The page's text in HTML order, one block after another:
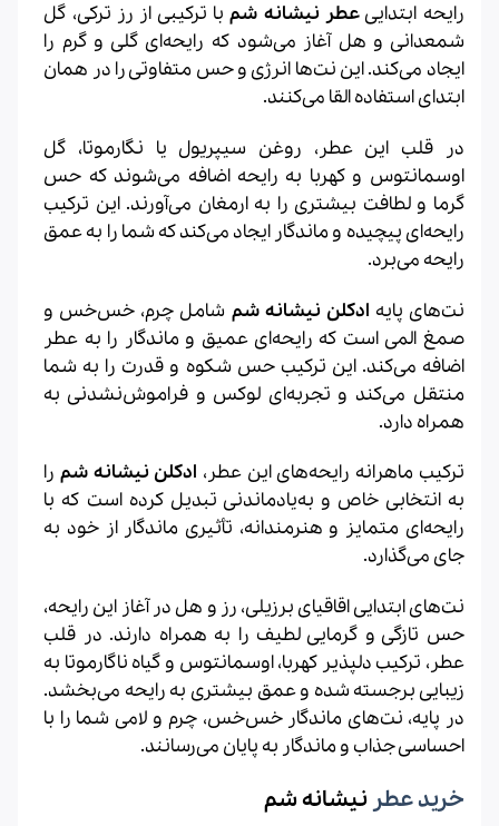
رایحه ابتدایی عطر نیشانه شمبا ترکیبی از رز ترکی، گل
شمعدانی و هل آغاز می‌شود که رایحه‌ای گلی و گرم را
ایجاد می‌کند. این نت‌ها انرژی و حس متفاوتی را در همان
ابتدای استفاده القا می‌کنند.
در قلب این عطر، روغن سیپریول یا نگارموتا، گل
اوسمانتوس و کهربا به رایحه اضافه می‌شوند که حس
گرما و لطافت بیشتری را به ارمغان می‌آورند. این ترکیب
رایحه‌ای پیچیده و ماندگار ایجاد می‌کند که شما را به عمق
رایحه می‌برد.
نت‌های پایه ادکلن نیشانه شم شامل چرم، خس‌خس و
صمغ المی است که رایحه‌ای عمیق و ماندگار را به عطر
اضافه می‌کند. این ترکیب حس شکوه و قدرت را به شما
منتقل می‌کند و تجربه‌ای لوکس و فراموش‌نشدنی به
همراه دارد.
ترکیب ماهرانه رایحه‌های این عطر، ادکلن نیشانه شم را
به انتخابی خاص و به‌یادماندنی تبدیل کرده است که با
رایحه‌ای متمایز و هنرمندانه، تأثیری ماندگار از خود به
جای می‌گذارد.
نت‌های ابتدایی اقاقیای برزیلی، رز و هل در آغاز این رایحه،
حس تازگی و گرمایی لطیف را به همراه دارند. در قلب
عطر، ترکیب دلپذیر کهربا، اوسمانتوس و گیاه ناگارموتا به
زیبایی برجسته شده و عمق بیشتری به رایحه می‌بخشد.
در پایه، نت‌های ماندگار خس‌خس، چرم و لامی شما را با
احساسی جذاب و ماندگار به پایان می‌رسانند.
خرید عطرنیشانه شم